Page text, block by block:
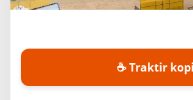
a
☕ Traktir kopi